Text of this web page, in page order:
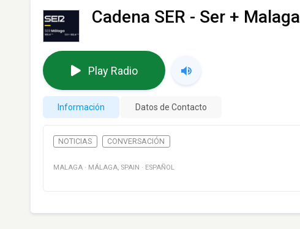
Cadena SER - Ser + Malaga
Play Radio
Información Datos de Contacto
NOTICIAS CONVERSACIÓN
MALAGA · MÁLAGA, SPAIN · ESPAÑOL